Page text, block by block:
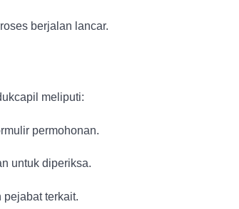
berjalan lancar.
meliputi:
permohonan.
untuk diperiksa.
terkait.